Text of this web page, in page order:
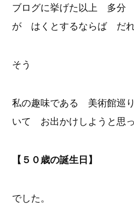
ブログに挙げた以上 多分
が はくとするならば だ
そう
私の趣味である 美術館巡
いて お出かけしようと思
【５０歳の誕生日】
でした。